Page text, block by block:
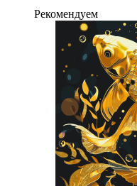
Рекомендуем